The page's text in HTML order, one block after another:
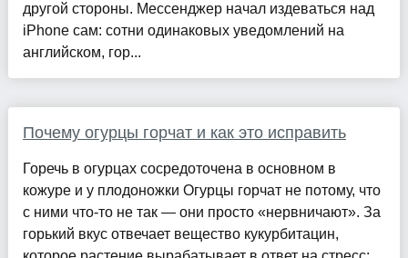
другой стороны. Мессенджер начал издеваться над
iPhone сам: сотни одинаковых уведомлений на
английском, гор...
Почему огурцы горчат и как это исправить
Горечь в огурцах сосредоточена в основном в
кожуре и у плодоножки Огурцы горчат не потому, что
с ними что-то не так — они просто «нервничают». За
горький вкус отвечает вещество кукурбитацин,